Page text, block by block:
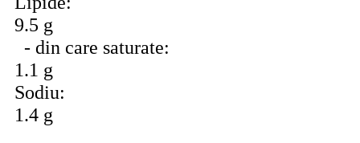
9.5 g
- din care saturate:
1.1 g
Sodiu:
1.4 g